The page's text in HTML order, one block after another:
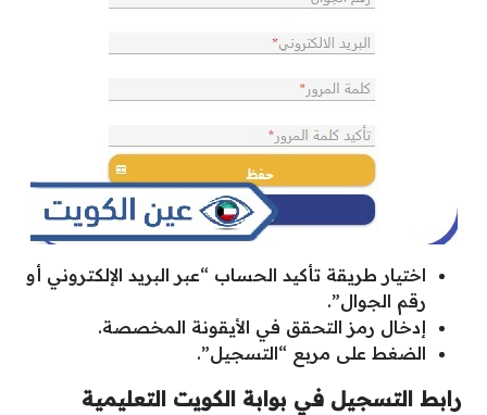
اختيار طريقة تأكيد الحساب “عبر البريد الإلكتروني أو
رقم الجوال”.
إدخال رمز التحقق في الأيقونة المخصصة.
الضغط على مربع “التسجيل”.
رابط التسجيل في بوابة الكويت التعليمية